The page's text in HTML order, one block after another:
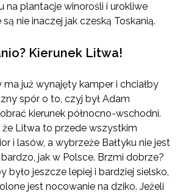
na plantacje winorośli i urokliwe
nie inaczej jak czeską Toskanią.
Kierunek Litwa!
ma już wynajęty kamper i chciałby
spór o to, czyj był Adam
kierunek północno-wschodni.
że Litwa to przede wszystkim
i lasów, a wybrzeże Bałtyku nie jest
jak w Polsce. Brzmi dobrze?
było jeszcze lepiej i bardziej sielsko,
jest nocowanie na dziko. Jeżeli